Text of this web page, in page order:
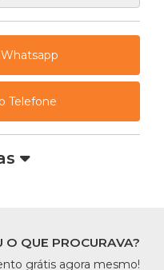
Telefone
O QUE PROCURAVA?
grátis agora mesmo!